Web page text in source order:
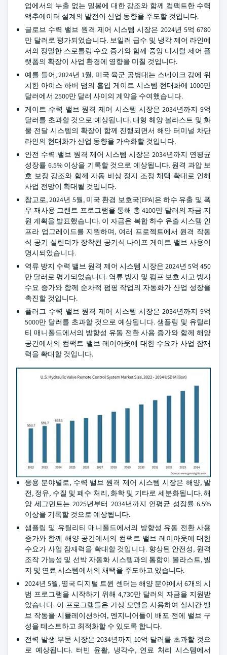
업에서의 누출 없는 밀봉에 대한 강조와 함께 컴팩트한 수력
액추에이터 설계의 발전이 산업 동향을 주도할 것입니다.
글로브 수력 밸브 원격 제어 시스템 시장은 2024년 5억 6780
만 달러로 평가되었습니다. 보일러 급수 및 냉각 제어 라인에
서의 정밀한 스로틀링 수요 증가와 함께 중앙 디지털 제어 플
랫폼의 확장이 사업 환경에 영향을 미칠 것입니다.
예를 들어, 2024년 1월, 미국 육군 공병대는 스네이크 강에 위
치한 아이스 하버 댐의 흡입 게이트 시스템 현대화에 1000만
달러에서 2500만 달러 사이의 계약을 수여했습니다.
게이트 수력 밸브 원격 제어 시스템 시장은 2034년까지 9억
달러를 초과할 것으로 예상됩니다. 대형 해양 볼라스트 및 화
물 전달 시스템의 확장이 함께 진행되면서 해안 터미널 차단
라인의 현대화가 산업 동향을 가속화할 것입니다.
안전 수력 밸브 원격 제어 시스템 시장은 2034년까지 연평균
성장률 6.5% 이상을 기록할 것으로 예상됩니다. 원격 과압 보
호 보장 강조와 함께 자동 비상 정지 조정 채택 확대로 인해
사업 전망이 확대될 것입니다.
참고로, 2024년 5월, 미국 환경 보호국(EPA)은 하수 유출 및 폭
우 재사용 그랜트 프로그램을 통해 총 4100만 달러의 자금 지
원 계획을 발표했습니다. 이 자금은 복합 하수 유출 시스템 인
프라 업그레이드를 지원하며, 여러 프로젝트에서 원격 작동
식 공기 실린더가 장착된 공기식 나이프 게이트 밸브 사용이
명시되었습니다.
역류 방지 수력 밸브 원격 제어 시스템 시장은 2024년 5억 450
만 달러로 평가되었습니다. 역류 방지 및 펌프 보호 사고 방지
수요 증가와 함께 순차적 펌핑 작업의 자동화가 산업 성장을
촉진할 것입니다.
플러그 수력 밸브 원격 제어 시스템 시장은 2034년까지 9억
5000만 달러를 초과할 것으로 예상됩니다. 샘플링 및 유틸리
티 매니폴드에서의 방향성 유동 전환 사용 증가와 함께 해양
공간에서의 컴팩트 밸브 레이아웃에 대한 수요가 사업 잠재
력을 확대할 것입니다.
응용 분야별로, 수력 밸브 원격 제어 시스템 시장은 해양, 발
전, 정유, 수질 및 폐수 처리, 화학 및 기타로 세분화됩니다. 해
양 세그먼트는 2025년부터 2034년까지 연평균 성장률 6.5%
이상을 기록할 것으로 예상됩니다.
샘플링 및 유틸리티 매니폴드에서의 방향성 유동 전환 사용
증가와 함께 해양 공간에서의 컴팩트 밸브 레이아웃에 대한
수요가 사업 잠재력을 확대할 것입니다. 향상된 안전성, 원격
조작 가능성 및 선박 자동화 시스템과의 통합이 볼라스트, 빌
지 및 연료 시스템에서의 채택을 주도하고 있습니다.
2024년 5월, 영국 디지털 트윈 센터는 해양 분야에서 6개의 시
범 프로그램을 시작하기 위해 4,730만 달러의 자금을 지원받
았습니다. 이 프로그램들은 가상 모델을 사용하여 실시간 밸
브 작동을 시뮬레이션하여, 엔지니어들이 배포 전에 밸브 구
성을 테스트하고 최적화할 수 있도록 합니다.
전력 발생 부문 시장은 2034년까지 10억 달러를 초과할 것으
로 예상됩니다. 터빈 윤활, 냉각수, 연료 처리 시스템에서